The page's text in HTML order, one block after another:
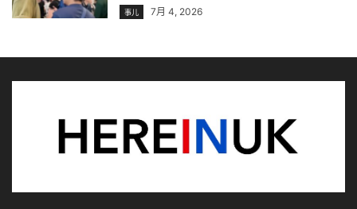
事儿 7月 4, 2026